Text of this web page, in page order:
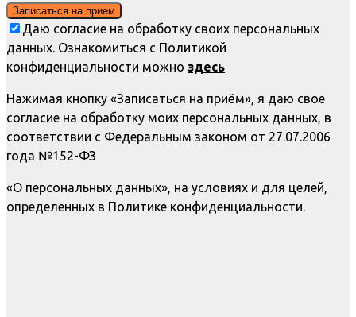
Даю согласие на обработку своих персональных
данных. Ознакомиться с Политикой
конфиденциальности можно здесь
Нажимая кнопку «Записаться на приём», я даю свое
согласие на обработку моих персональных данных, в
соответствии с Федеральным законом от 27.07.2006
года №152-ФЗ
«О персональных данных», на условиях и для целей,
определенных в Политике конфиденциальности.